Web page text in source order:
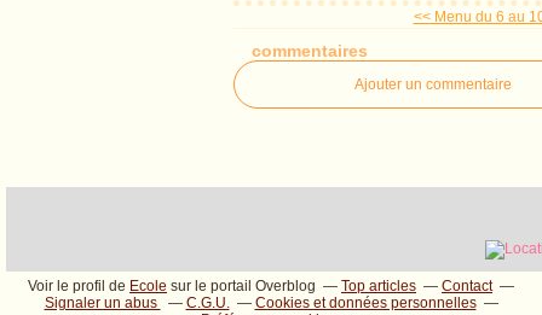
<< Menu du 6 au
commentaires
Ajouter un commentaire
Voir le profil de Ecole sur le portail Overblog Top articles
Contact
Signaler un abus
C.G.U.
Cookies et données personnelles